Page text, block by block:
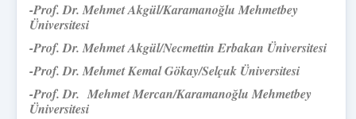
-Prof. Dr. Mehmet Akgül/Karamanoğlu Mehmetbey
Üniversitesi
-Prof. Dr. Mehmet Akgül/Necmettin Erbakan Üniversitesi
-Prof. Dr. Mehmet Kemal Gökay/Selçuk Üniversitesi
-Prof. Dr. Mehmet Mercan/Karamanoğlu Mehmetbey
Üniversitesi